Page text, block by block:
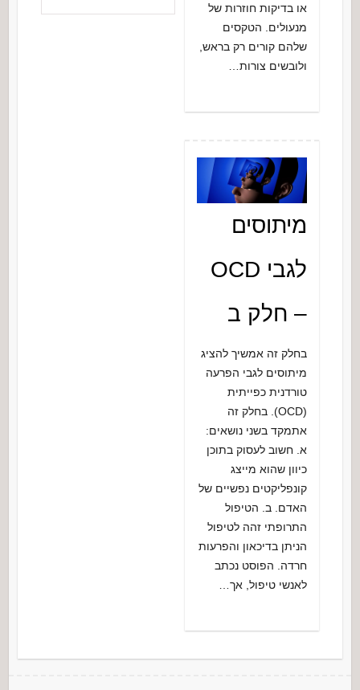
או בדיקות חוזרות של
מנעולים. הטקסים
שלהם קורים רק בראש,
ולובשים צורות…
מיתוסים
לגבי OCD
– חלק ב
בחלק זה אמשיך להציג
מיתוסים לגבי הפרעה
טורדנית כפייתית
(OCD). בחלק זה
אתמקד בשני נושאים:
א. חשוב לעסוק בתוכן
כיוון שהוא מייצג
קונפליקטים נפשיים של
האדם. ב. הטיפול
התרופתי זהה לטיפול
הניתן בדיכאון והפרעות
חרדה. הפוסט נכתב
לאנשי טיפול, אך…